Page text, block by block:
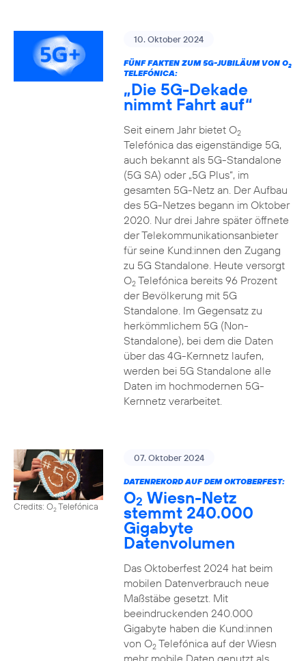
10. Oktober 2024
FÜNF FAKTEN ZUM 5G-JUBILÄUM VON O2
TELEFÓNICA:
„Die 5G-Dekade
nimmt Fahrt auf“
Seit einem Jahr bietet O2
Telefónica das eigenständige 5G,
auch bekannt als 5G-Standalone
(5G SA) oder „5G Plus“, im
gesamten 5G-Netz an. Der Aufbau
des 5G-Netzes begann im Oktober
2020. Nur drei Jahre später öffnete
der Telekommunikationsanbieter
für seine Kund:innen den Zugang
zu 5G Standalone. Heute versorgt
O2Telefónica bereits 96 Prozent
der Bevölkerung mit 5G
Standalone. Im Gegensatz zu
herkömmlichem 5G (Non-
Standalone), bei dem die Daten
über das 4G-Kernnetz laufen,
werden bei 5G Standalone alle
Daten im hochmodernen 5G-
Kernnetz verarbeitet.
Credits: O2Telefónica
07. Oktober 2024
DATENREKORD AUF DEM OKTOBERFEST:
O2 Wiesn-Netz
stemmt 240.000
Gigabyte
Datenvolumen
Das Oktoberfest 2024 hat beim
mobilen Datenverbrauch neue
Maßstäbe gesetzt. Mit
beeindruckenden 240.000
Gigabyte haben die Kund:innen
von O2Telefónica auf der Wiesn
mehr mobile Daten genutzt als